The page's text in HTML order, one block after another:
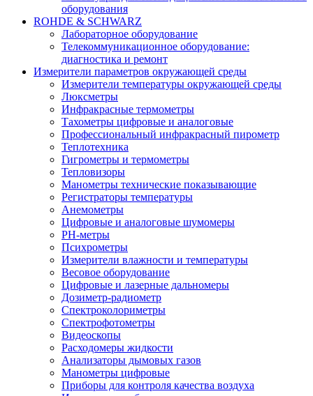
оборудования
ROHDE & SCHWARZ
Лабораторное оборудование
Телекоммуникационное оборудование:
диагностика и ремонт
Измерители параметров окружающей среды
Измерители температуры окружающей среды
Люксметры
Инфракрасные термометры
Тахометры цифровые и аналоговые
Профессиональный инфракрасный пирометр
Теплотехника
Гигрометры и термометры
Тепловизоры
Манометры технические показывающие
Регистраторы температуры
Анемометры
Цифровые и аналоговые шумомеры
PH-метры
Психрометры
Измерители влажности и температуры
Весовое оборудование
Цифровые и лазерные дальномеры
Дозиметр-радиометр
Спектроколориметры
Спектрофотометры
Видеоскопы
Расходомеры жидкости
Анализаторы дымовых газов
Манометры цифровые
Приборы для контроля качества воздуха